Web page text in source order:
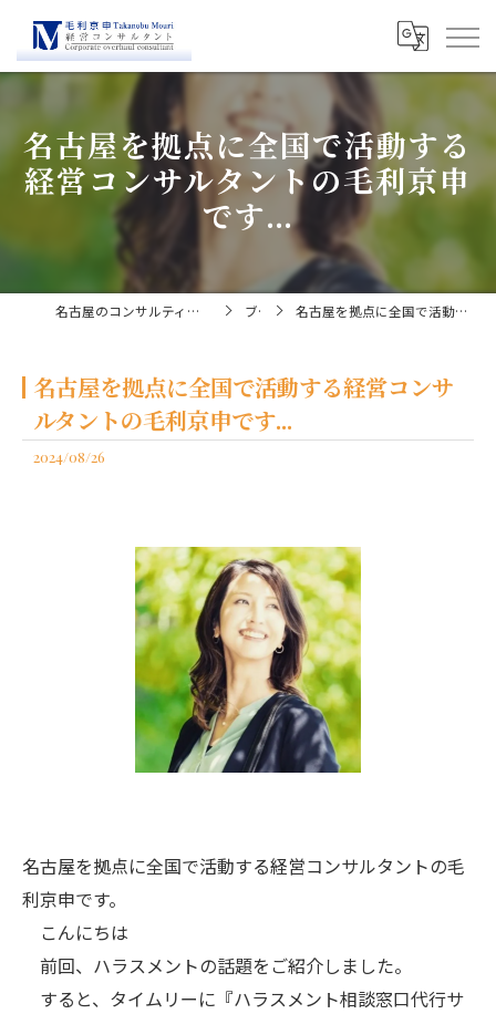
名古屋を拠点に全国で活動する
経営コンサルタントの毛利京申
です...
名古屋のコンサルティングなら経営コンサルタント毛利京申 ブログ 名古屋を拠点に全国で活動する経営コンサルタントの毛利京申です...
名古屋を拠点に全国で活動する経営コンサ
ルタントの毛利京申です...
2024/08/26
名古屋を拠点に全国で活動する経営コンサルタントの毛
利京申です。
こんにちは
前回、ハラスメントの話題をご紹介しました。
すると、タイムリーに『ハラスメント相談窓口代行サ